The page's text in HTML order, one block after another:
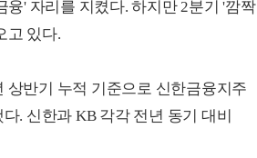
' 자리를 지켰다. 하지만 2분기 '깜짝
고 있다.
상반기 누적 기준으로 신한금융지주
. 신한과 KB 각각 전년 동기 대비